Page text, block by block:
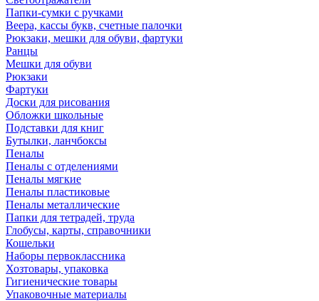
Папки-сумки с ручками
Веера, кассы букв, счетные палочки
Рюкзаки, мешки для обуви, фартуки
Ранцы
Мешки для обуви
Рюкзаки
Фартуки
Доски для рисования
Обложки школьные
Подставки для книг
Бутылки, ланчбоксы
Пеналы
Пеналы с отделениями
Пеналы мягкие
Пеналы пластиковые
Пеналы металлические
Папки для тетрадей, труда
Глобусы, карты, справочники
Кошельки
Наборы первоклассника
Хозтовары, упаковка
Гигиенические товары
Упаковочные материалы